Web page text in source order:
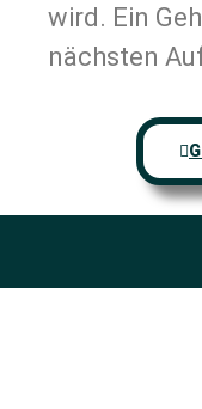
wird. Ein
nächsten